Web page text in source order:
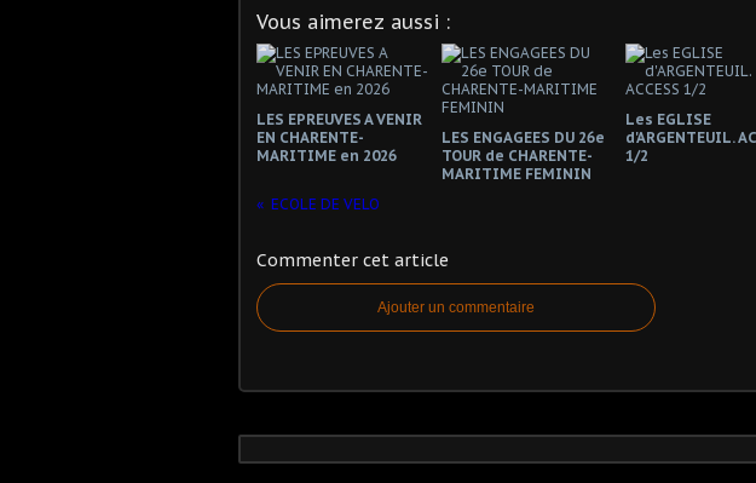
Vous aimerez aussi :
LES EPREUVES A VENIR
EN CHARENTE-
MARITIME en 2026
LES ENGAGEES DU 26e
TOUR de CHARENTE-
MARITIME FEMININ
Les EGLISE
d'ARGENTEUIL.
1/2
ECOLE DE VELO
Commenter cet article
Ajouter un commentaire